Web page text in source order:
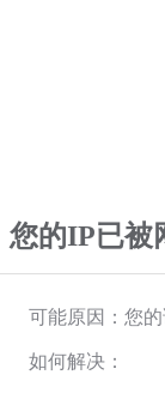
您的IP已被
可能原因：您
如何解决：